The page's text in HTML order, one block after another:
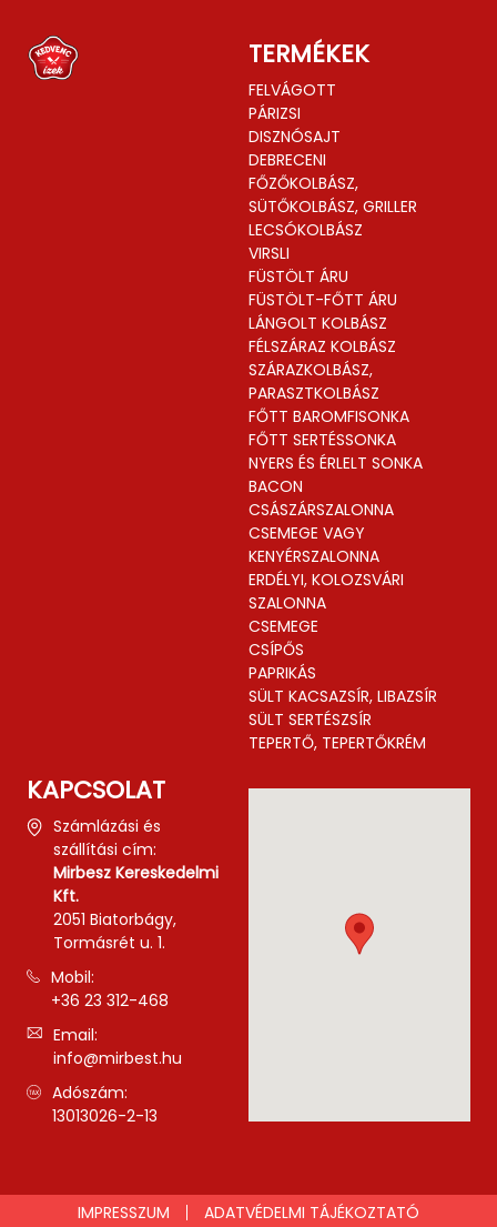
TERMÉKEK
FELVÁGOTT
PÁRIZSI
DISZNÓSAJT
DEBRECENI
FŐZŐKOLBÁSZ,
SÜTŐKOLBÁSZ, GRILLER
LECSÓKOLBÁSZ
VIRSLI
FÜSTÖLT ÁRU
FÜSTÖLT-FŐTT ÁRU
LÁNGOLT KOLBÁSZ
FÉLSZÁRAZ KOLBÁSZ
SZÁRAZKOLBÁSZ,
PARASZTKOLBÁSZ
FŐTT BAROMFISONKA
FŐTT SERTÉSSONKA
NYERS ÉS ÉRLELT SONKA
BACON
CSÁSZÁRSZALONNA
CSEMEGE VAGY
KENYÉRSZALONNA
ERDÉLYI, KOLOZSVÁRI
SZALONNA
CSEMEGE
CSÍPŐS
PAPRIKÁS
SÜLT KACSAZSÍR, LIBAZSÍR
SÜLT SERTÉSZSÍR
TEPERTŐ, TEPERTŐKRÉM
KAPCSOLAT
Számlázási és
szállítási cím:
Mirbesz Kereskedelmi
Kft.
2051 Biatorbágy,
Tormásrét u. 1.
Mobil:
+36 23 312-468
Email:
info@mirbest.hu
Adószám:
13013026-2-13
IMPRESSZUM ADATVÉDELMI TÁJÉKOZTATÓ